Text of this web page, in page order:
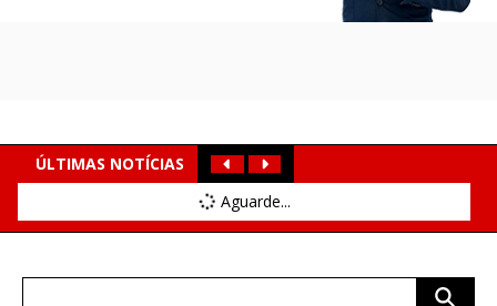
ÚLTIMAS NOTÍCIAS
Aguarde...